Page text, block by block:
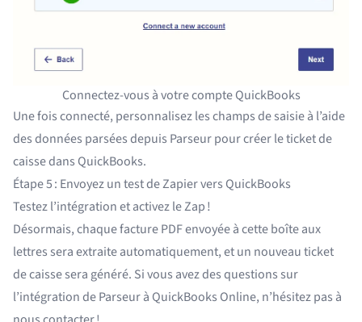
Connectez-vous à votre compte QuickBooks
Une fois connecté, personnalisez les champs de saisie à l’aide
des données parsées depuis Parseur pour créer le ticket de
caisse dans QuickBooks.
Étape 5 : Envoyez un test de Zapier vers QuickBooks
Testez l’intégration et activez le Zap !
Désormais, chaque facture PDF envoyée à cette boîte aux
lettres sera extraite automatiquement, et un nouveau ticket
de caisse sera généré. Si vous avez des questions sur
l’intégration de Parseur à QuickBooks Online, n’hésitez pas à